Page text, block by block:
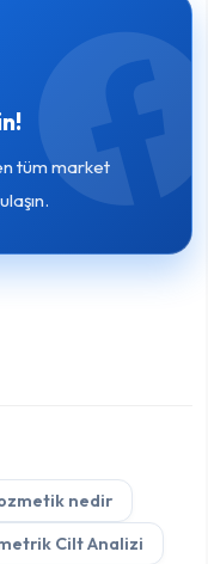
tüm market
nedir
Cilt Analizi